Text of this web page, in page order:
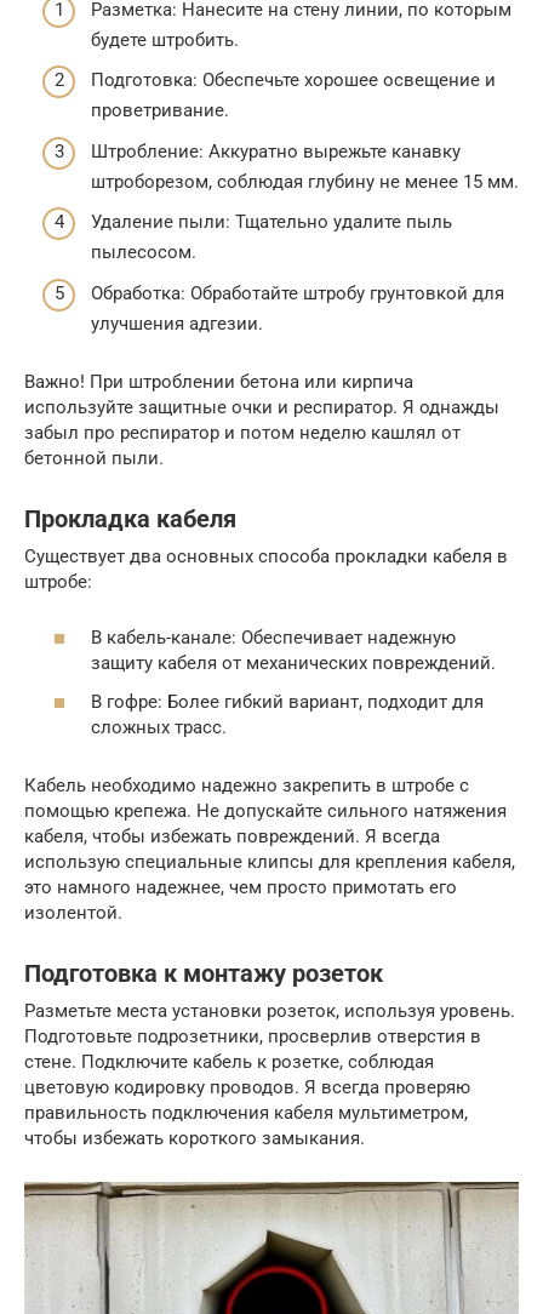
Разметка: Нанесите на стену линии, по которым
будете штробить.
Подготовка: Обеспечьте хорошее освещение и
проветривание.
Штробление: Аккуратно вырежьте канавку
штроборезом, соблюдая глубину не менее 15 мм.
Удаление пыли: Тщательно удалите пыль
пылесосом.
Обработка: Обработайте штробу грунтовкой для
улучшения адгезии.
Важно! При штроблении бетона или кирпича
используйте защитные очки и респиратор. Я однажды
забыл про респиратор и потом неделю кашлял от
бетонной пыли.
Прокладка кабеля
Существует два основных способа прокладки кабеля в
штробе:
В кабель-канале: Обеспечивает надежную
защиту кабеля от механических повреждений.
В гофре: Более гибкий вариант, подходит для
сложных трасс.
Кабель необходимо надежно закрепить в штробе с
помощью крепежа. Не допускайте сильного натяжения
кабеля, чтобы избежать повреждений. Я всегда
использую специальные клипсы для крепления кабеля,
это намного надежнее, чем просто примотать его
изолентой.
Подготовка к монтажу розеток
Разметьте места установки розеток, используя уровень.
Подготовьте подрозетники, просверлив отверстия в
стене. Подключите кабель к розетке, соблюдая
цветовую кодировку проводов. Я всегда проверяю
правильность подключения кабеля мультиметром,
чтобы избежать короткого замыкания.